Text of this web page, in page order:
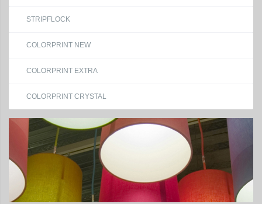
STRIPFLOCK
COLORPRINT NEW
COLORPRINT EXTRA
COLORPRINT CRYSTAL